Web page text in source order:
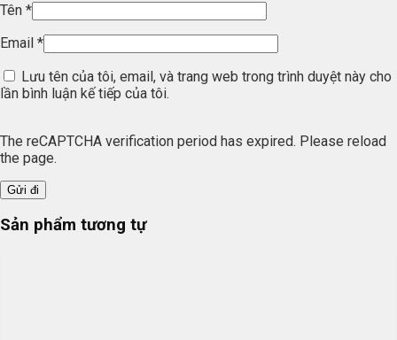
Tên *
Email *
Lưu tên của tôi, email, và trang web trong trình duyệt này cho
lần bình luận kế tiếp của tôi.
The reCAPTCHA verification period has expired. Please reload
the page.
Sản phẩm tương tự